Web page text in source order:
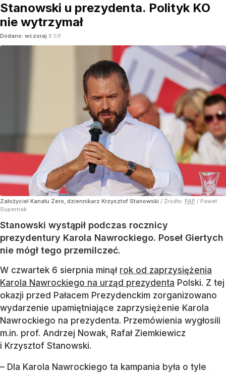
Stanowski u prezydenta. Polityk KO
nie wytrzymał
Dodano: wczoraj 8:59
Założyciel Kanału Zero, dziennikarz Krzysztof Stanowski / Źródło: PAP / Paweł
Supernak
Stanowski wystąpił podczas rocznicy
prezydentury Karola Nawrockiego. Poseł Giertych
nie mógł tego przemilczeć.
W czwartek 6 sierpnia minął rok od zaprzysiężenia
Karola Nawrockiego na urząd prezydenta Polski. Z tej
okazji przed Pałacem Prezydenckim zorganizowano
wydarzenie upamiętniające zaprzysiężenie Karola
Nawrockiego na prezydenta. Przemówienia wygłosili
m.in. prof. Andrzej Nowak, Rafał Ziemkiewicz
i Krzysztof Stanowski.
– Dla Karola Nawrockiego ta kampania była o tyle